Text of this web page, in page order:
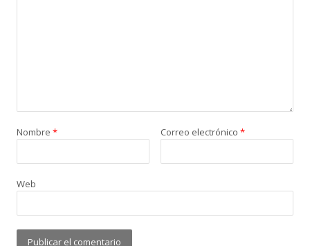
Nombre * Correo electrónico *
Web